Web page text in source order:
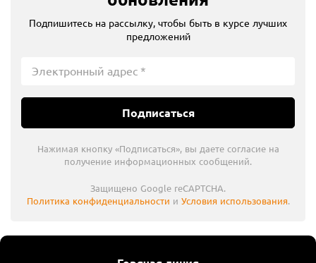
Подпишитесь на рассылку, чтобы быть в курсе лучших
предложений
Подписаться
Нажимая кнопку «Подписаться», вы даете согласие на
получение информационных сообщений.
Защищено Google reCAPTCHA.
Политика конфиденциальности и Условия использования.